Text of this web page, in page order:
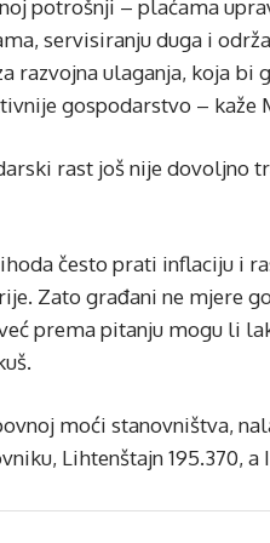
potrošnji – plaćama
servisiranju duga i
razvojna ulaganja, koja bi
gospodarstvo – kaže
rast još nije dovoljno
često prati inflaciju i
Zato građani ne mjere
prema pitanju mogu li
moći stanovništva,
Lihtenštajn 195.370, a